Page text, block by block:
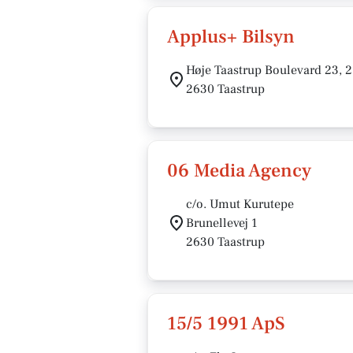
Applus+ Bilsyn
Høje Taastrup Boulevard 23,
2630 Taastrup
06 Media Agency
c/o. Umut Kurutepe
Brunellevej 1
2630 Taastrup
15/5 1991 ApS